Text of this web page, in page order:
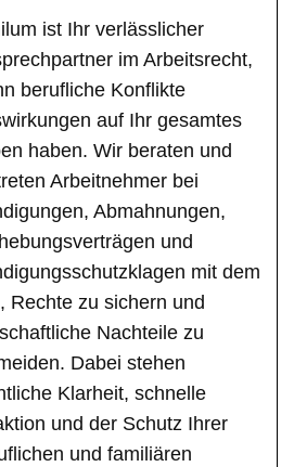
ist Ihr verlässlicher
im Arbeitsrecht,
berufliche Konflikte
auf Ihr gesamtes
haben. Wir beraten und
Arbeitnehmer bei
Abmahnungen,
und
mit dem
Rechte zu sichern und
Nachteile zu
Dabei stehen
Klarheit, schnelle
und der Schutz Ihrer
und familiären